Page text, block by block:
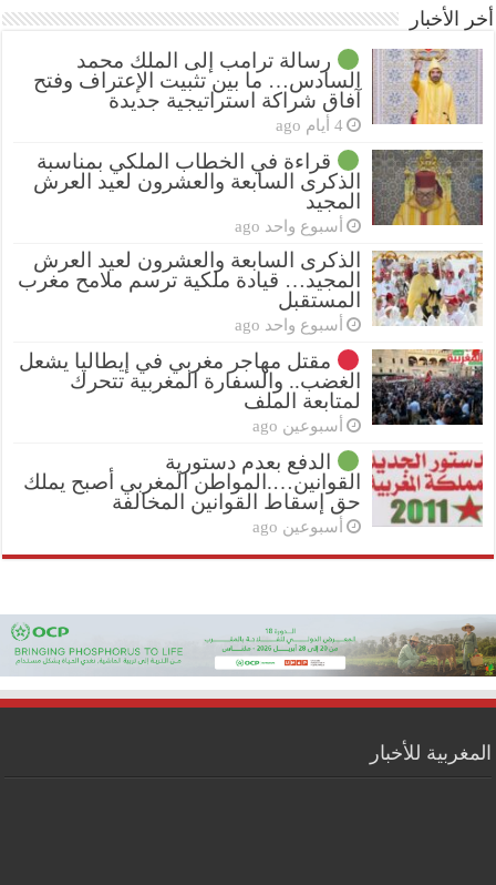
أخر الأخبار
رسالة ترامب إلى الملك محمد
السادس… ما بين تثبيت الإعتراف وفتح
آفاق شراكة استراتيجية جديدة
4 أيام ago
قراءة في الخطاب الملكي بمناسبة
الذكرى السابعة والعشرون لعيد العرش
المجيد
أسبوع واحد ago
الذكرى السابعة والعشرون لعيد العرش
المجيد… قيادة ملكية ترسم ملامح مغرب
المستقبل
أسبوع واحد ago
مقتل مهاجر مغربي في إيطاليا يشعل
الغضب.. والسفارة المغربية تتحرك
لمتابعة الملف
أسبوعين ago
الدفع بعدم دستورية
القوانين….المواطن المغربي أصبح يملك
حق إسقاط القوانين المخالفة
أسبوعين ago
المغربية للأخبار